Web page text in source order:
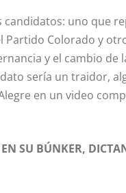
candidatos: uno que
Partido Colorado y
y el cambio de
sería un traidor,
en un video
SU BÚNKER,